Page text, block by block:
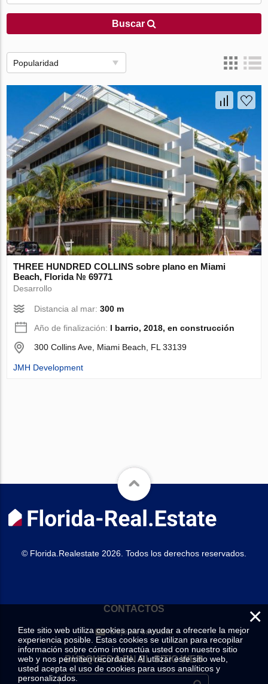
Buscar
Popularidad
THREE HUNDRED COLLINS sobre plano en Miami
Beach, Florida № 69771
Desarrollo
Distancia al mar:300 m
Año de finalización: I barrio, 2018, en construcción
300 Collins Ave, Miami Beach, FL 33139
JMH Development
© Florida.Realestate 2026. Todos los derechos reservados.
CONTACTOS
Deje su consulta
BÚSQUEDA EN EL SITIO WEB
×
Este sitio web utiliza cookies para ayudar a ofrecerle la mejor
experiencia posible. Estas cookies se utilizan para recopilar
información sobre cómo interactúa usted con nuestro sitio
web y nos permiten recordarle. Al utilizar este sitio web,
usted acepta el uso de cookies para usos analíticos y
personalizados.